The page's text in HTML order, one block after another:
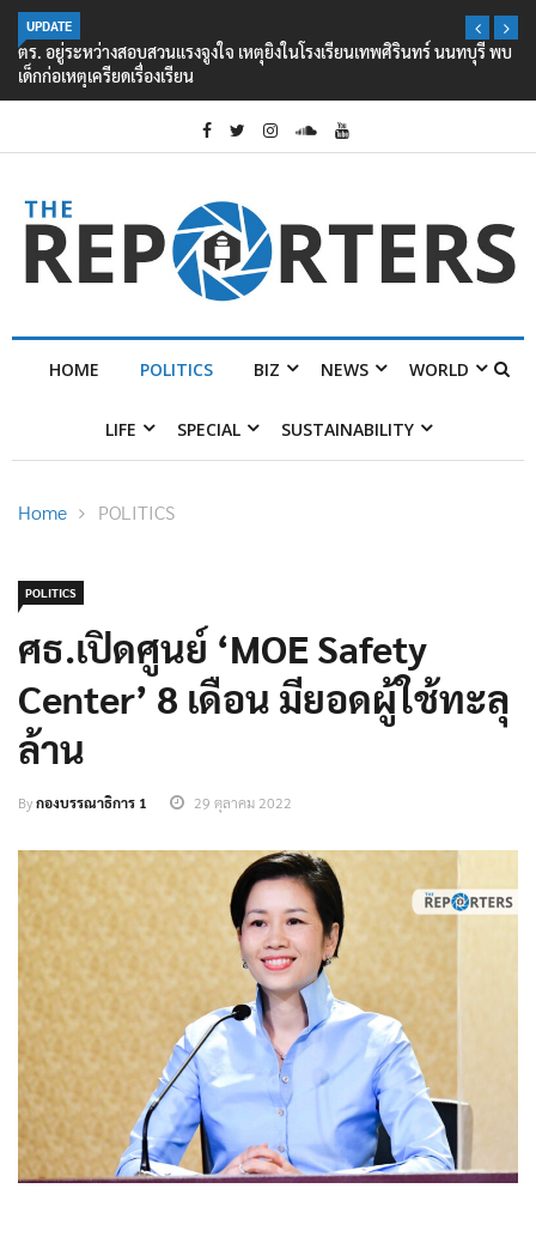
UPDATE
ตร. อยู่ระหว่างสอบสวนแรงจูงใจ เหตุยิงในโรงเรียนเทพศิรินทร์ นนทบุรี พบ
เด็กก่อเหตุเครียดเรื่องเรียน
HOME POLITICS BIZ NEWS WORLD
LIFE SPECIAL SUSTAINABILITY
Home POLITICS
POLITICS
ศธ.เปิดศูนย์ ‘MOE Safety
Center’ 8 เดือน มียอดผู้ใช้ทะลุ
ล้าน
Byกองบรรณาธิการ 1 29 ตุลาคม 2022